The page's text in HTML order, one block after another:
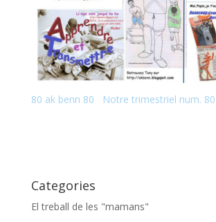
80 ak benn 80 Notre trimestriel num.
Categories
El treball de les "mamans"